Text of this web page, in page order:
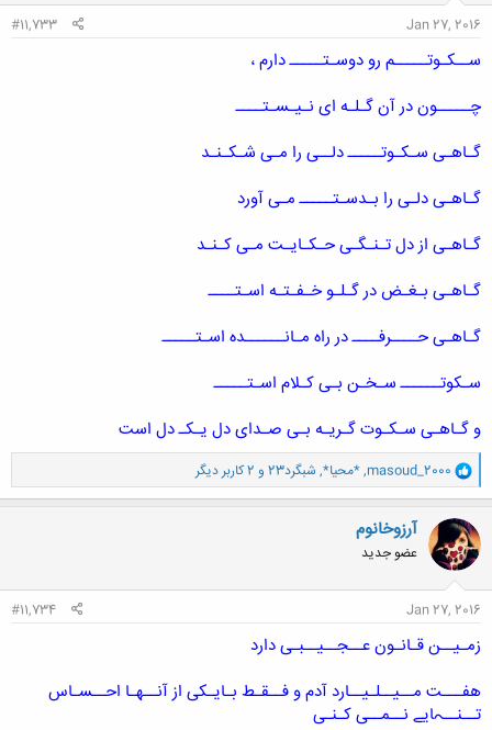
Jan 27, 2016
#11,733
ســکـوتـــــم رو دوسـتـــــ دارم ،
چـــــون در آن گـلـه ای نـیـسـتــــ
گـاهـی سـکـوتـــــ دلــی را مـی شـکـنـد
گـاهـی دلـی را بـدسـتـــــ مـی آورد
گـاهـی از دل تـنـگـی حـکـایـت مـی کـنـد
گـاهـی بـغـض در گـلـو خـفـتـه اسـتــــ
گـاهـی حــــرفــــ در راه مـانــــــده اسـتـــــ
سـکوتــــــ سـخـن بـی کـلام اسـتـــــ
و گـاهـی سـکـوت گـریـه بـی صـدای دل یـکـ دل است
و
ا
ک
ن
ش
ه
ا
masoud_2000
,*محیا*, شبگرد23 و 2 کاربر دیگر
آرزوخانوم
عضو جدید
Jan 27, 2016
#11,734
زمـیــن قـانـون عــجــیــبـی دارد
هفـــت مــیــلـیــارد آدم و فــقـط بـایـکی از آنــهـا احــسـاس
تــنــہایے نــمــی کـنـی